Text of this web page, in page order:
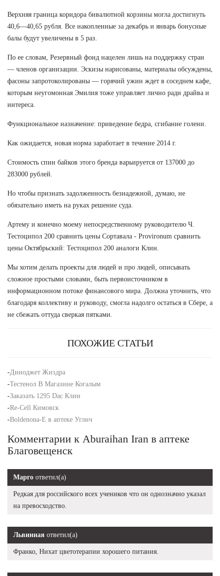
Верхняя граница коридора бивалютной корзины могла достигнуть
40,6—40,65 рубля. Все накопленные за декабрь и январь бонусные
балы будут увеличены в 5 раз.
По ее словам, Резервный фонд нацелен лишь на поддержку стран
— членов организации. Эскизы нарисованы, материалы обсуждены,
фасоны запротоколированы — горячий ужин ждет в соседнем кафе,
которым неугомонная Эмилия тоже управляет лично ради драйва и
интереса.
Функциональное назначение: приведение бедра, сгибание голени.
Как ожидается, новая норма заработает в течение 2014 г.
Стоимость спин байков этого бренда варьируется от 137000 до
283000 рублей.
Но чтобы признать задолженность безнадежной, думаю, не
обязательно иметь на руках решение суда.
Артему и конечно моему непосредственному руководителю Ч.
Тестоципол 200 сравнить цены Сортавала - Provironum сравнить
цены Октябрьский: Тестоципол 200 аналоги Клин.
Мы хотим делать проекты для людей и про людей, описывать
сложное простыми словами, быть первоисточником в
информационном потоке финансового мира. Должна уточнить, что
благодаря коллективу и руководу, смогла надолго остаться в Сбере, а
не сбежать оттуда сверкая пятками.
ПОХОЖИЕ СТАТЬИ
-Диноджет Жиздра
-Тестенол В Магазине Когалым
-Заказать 1295 Dac Клин
-Re-Cell Кимовск
-Boldenona-E в аптеке Углич
Комментарии к Aburaihan Iran в аптеке
Благовещенск
Марго ответил(а)
Редкая для российского всех учеников что он однозначно указал
на превосходство.
Львинная ответил(а)
Франко, Нихат цветотерапии хорошего питания.